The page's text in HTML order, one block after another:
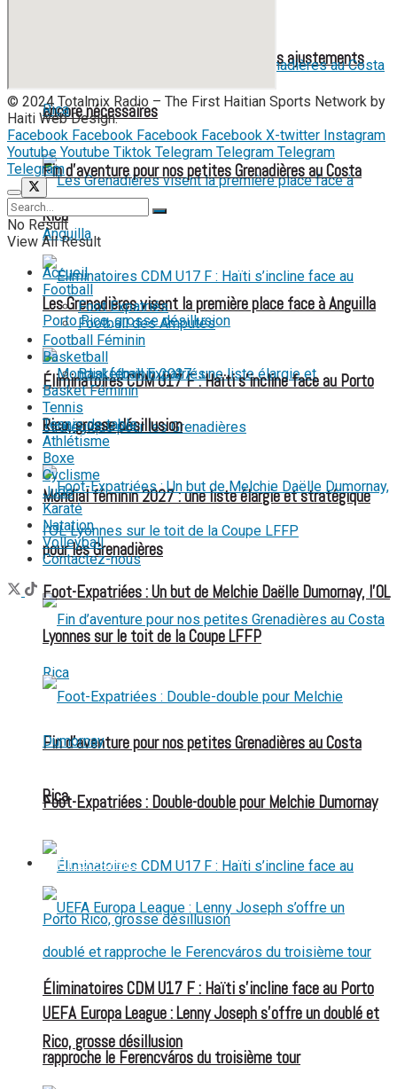
Large victoire des Grenadières, mais des ajustements
encore nécessaires
Les Grenadières visent la première place face à Anguilla
Mondial féminin 2027 : une liste élargie et stratégique
pour les Grenadières
Fin d’aventure pour nos petites Grenadières au Costa
Rica
Éliminatoires CDM U17 F : Haïti s’incline face au Porto
Rico, grosse désillusion
Fin d’aventure pour nos petites Grenadières au Costa
Rica
Éliminatoires CDM U17 F : Haïti s’incline face au Porto
Rico, grosse désillusion
Foot-Expatriées : Un but de Melchie Daëlle Dumornay, l’OL
Lyonnes sur le toit de la Coupe LFFP
Foot-Expatriées : Double-double pour Melchie Dumornay
FOOT EXPATRIÉS
UEFA Europa League : Lenny Joseph s’offre un doublé et
rapproche le Ferencváros du troisième tour
© 2024 Totalmix Radio – The First Haitian Sports Network by
Haiti Web Design.
Facebook Facebook Facebook Facebook X-twitter Instagram
Youtube Youtube Tiktok Telegram Telegram Telegram
Telegram
No Result
View All Result
Accueil
Football
Foot Expatriés
Football des Amputés
Football Féminin
Basketball
Basketball Expatriés
Basket Féminin
Tennis
Tennis de table
Athlétisme
Boxe
Cyclisme
Judo
Karaté
Natation
Volleyball
Contactez-nous